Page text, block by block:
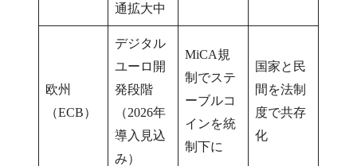
通拡大中
欧州
（ECB）
デジタル
ユーロ開
発段階
（2026年
導入見込
み）
MiCA規
制でステ
ーブルコ
インを統
制下に
国家と民
間を法制
度で共存
化